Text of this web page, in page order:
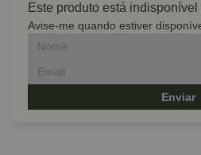
Este produto está
Avise-me quando estiver
Enviar